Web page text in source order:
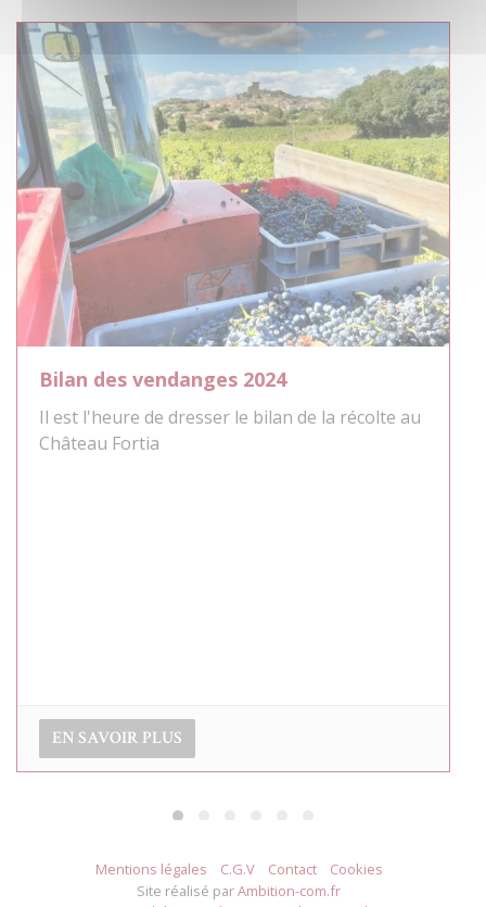
Salon Printemps de Châteauneuf du
Château Fortia sera une nouvelle fois présent
EN SAVOIR PLUS
Mentions légales C.G.V Contact
Cookies
Site réalisé parAmbition-com.fr